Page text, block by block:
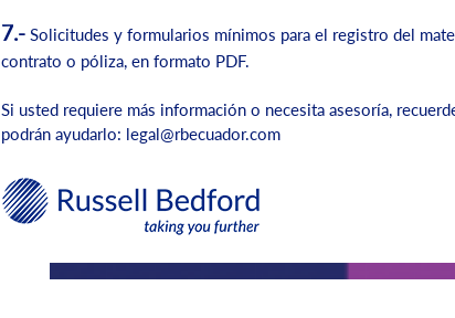
7.- Solicitudes y formularios mínimos para el registro del
contrato o póliza, en formato PDF.
Si usted requiere más información o necesita asesoría,
podrán ayudarlo: legal@rbecuador.com